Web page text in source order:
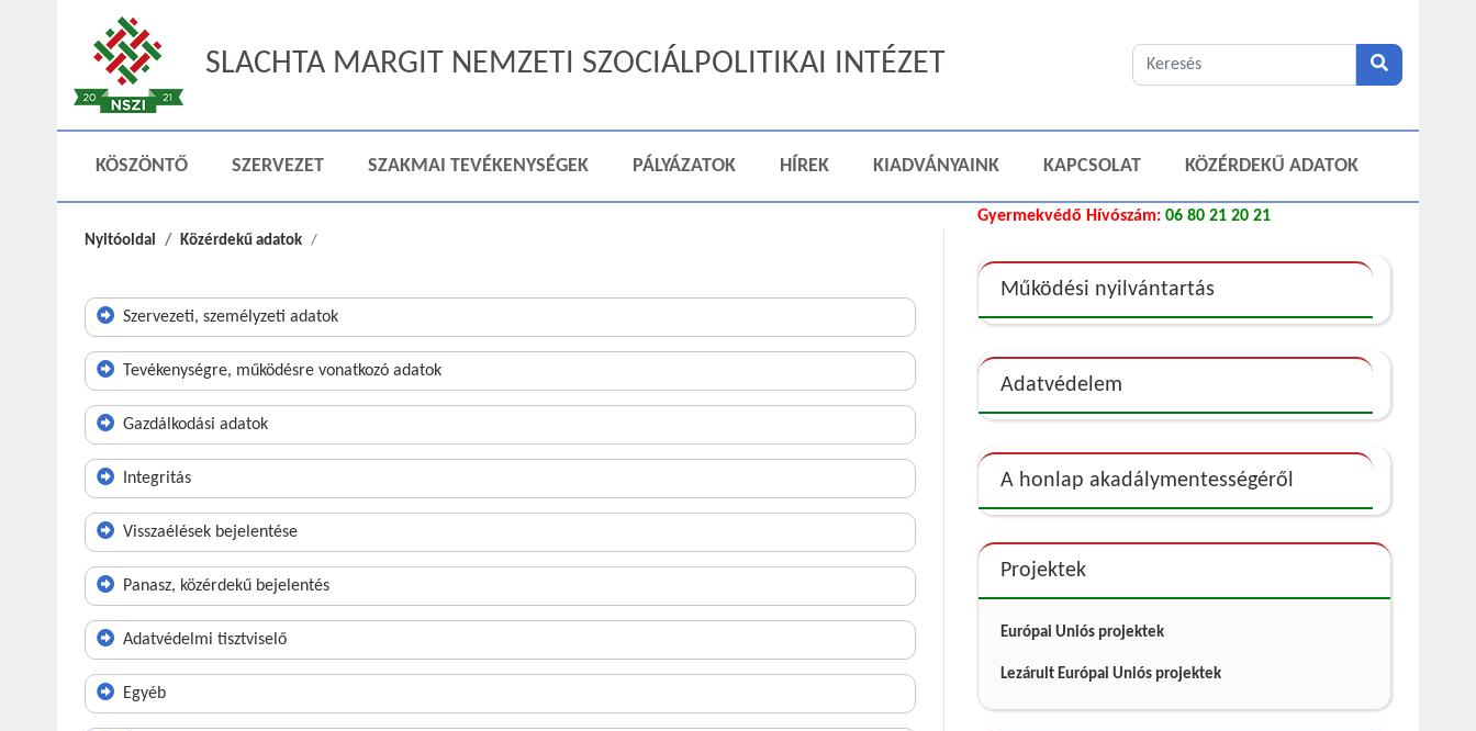
SLACHTA MARGIT NEMZETI SZOCIÁLPOLITIKAI INTÉZET
KÖSZÖNTŐ SZERVEZET SZAKMAI TEVÉKENYSÉGEK PÁLYÁZATOK HÍREK KIADVÁNYAINK KAPCSOLAT KÖZÉRDEKŰ ADATOK
Nyitóoldal Közérdekű adatok
Szervezeti, személyzeti adatok
Tevékenységre, működésre vonatkozó adatok
Gazdálkodási adatok
Integritás
Visszaélések bejelentése
Panasz, közérdekű bejelentés
Adatvédelmi tisztviselő
Egyéb
Gyermekvédő Hívószám: 06 80 21 20 21
Működési nyilvántartás
Adatvédelem
A honlap akadálymentességéről
Projektek
Európai Uniós projektek
Lezárult Európai Uniós projektek